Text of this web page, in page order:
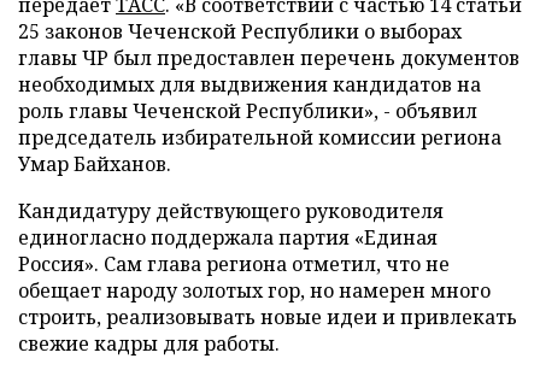
25 законов Чеченской Республики о выборах
главы ЧР был предоставлен перечень документов
необходимых для выдвижения кандидатов на
роль главы Чеченской Республики», - объявил
председатель избирательной комиссии региона
Умар Байханов.
Кандидатуру действующего руководителя
единогласно поддержала партия «Единая
Россия». Сам глава региона отметил, что не
обещает народу золотых гор, но намерен много
строить, реализовывать новые идеи и привлекать
свежие кадры для работы.